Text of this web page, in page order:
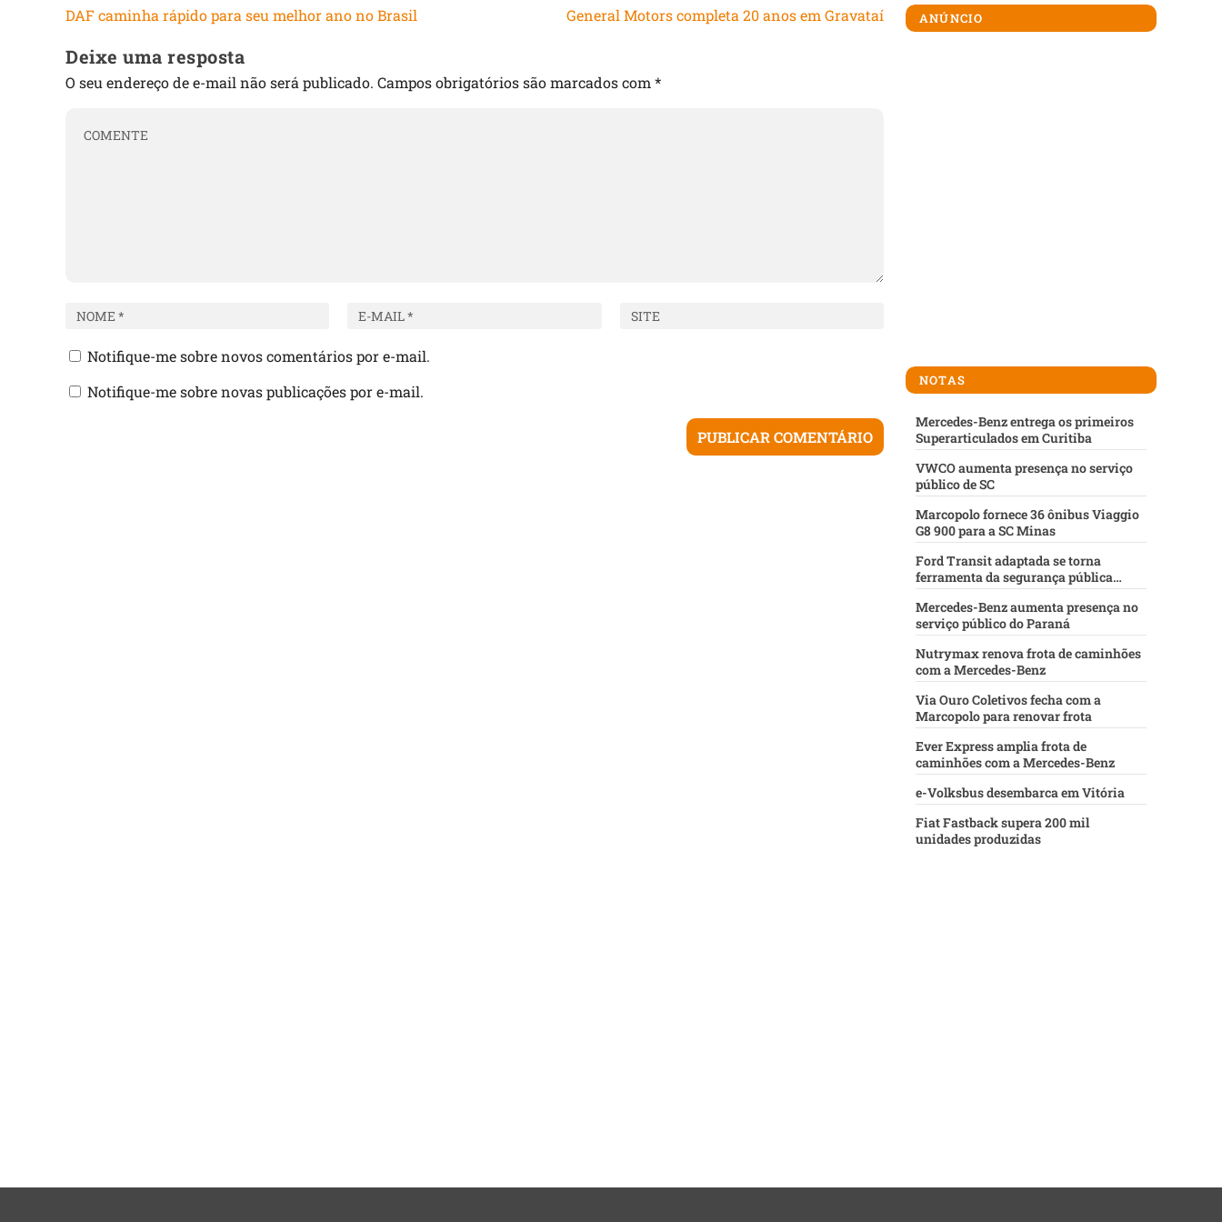
DAF caminha rápido para seu melhor ano no Brasil General Motors completa 20 anos em Gravataí
Deixe uma resposta
O seu endereço de e-mail não será publicado. Campos obrigatórios são marcados com*
Notifique-me sobre novos comentários por e-mail.
Notifique-me sobre novas publicações por e-mail.
ANÚNCIO
NOTAS
Mercedes-Benz entrega os primeiros
Superarticulados em Curitiba
VWCO aumenta presença no serviço
público de SC
Marcopolo fornece 36 ônibus Viaggio
G8 900 para a SC Minas
Ford Transit adaptada se torna
ferramenta da segurança pública
baiana
Mercedes-Benz aumenta presença no
serviço público do Paraná
Nutrymax renova frota de caminhões
com a Mercedes-Benz
Via Ouro Coletivos fecha com a
Marcopolo para renovar frota
Ever Express amplia frota de
caminhões com a Mercedes-Benz
e-Volksbus desembarca em Vitória
Fiat Fastback supera 200 mil
unidades produzidas